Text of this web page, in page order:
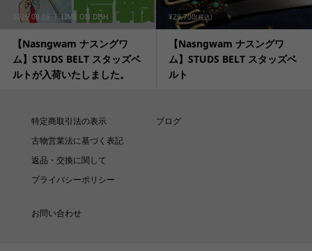
2026.08.08 LIME ON DISH
【Nasngwam ナスングワ
ム】STUDS BELT スタッズベ
ルトが入荷いたしました。
¥29,700(税込)
【Nasngwam ナスングワ
ム】STUDS BELT スタッズベ
ルト
特定商取引法の表示
古物営業法に基づく表記
返品・交換に関して
プライバシーポリシー
ブログ
お問い合わせ